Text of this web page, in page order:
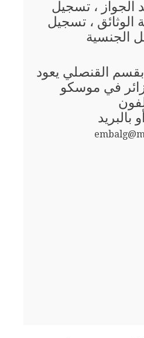
الجواز ، تسجيل
الوثائق ، تسجيل
الجنسية
بقسم القنصلي يعود
في موسكو
أو بالبريد